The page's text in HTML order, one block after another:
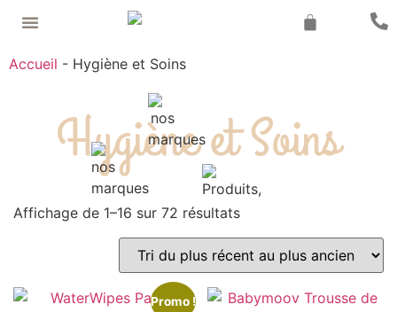
Accueil - Hygiène et Soins
Hygiène et Soins
Affichage de 1–16 sur 72 résultats
Promo !